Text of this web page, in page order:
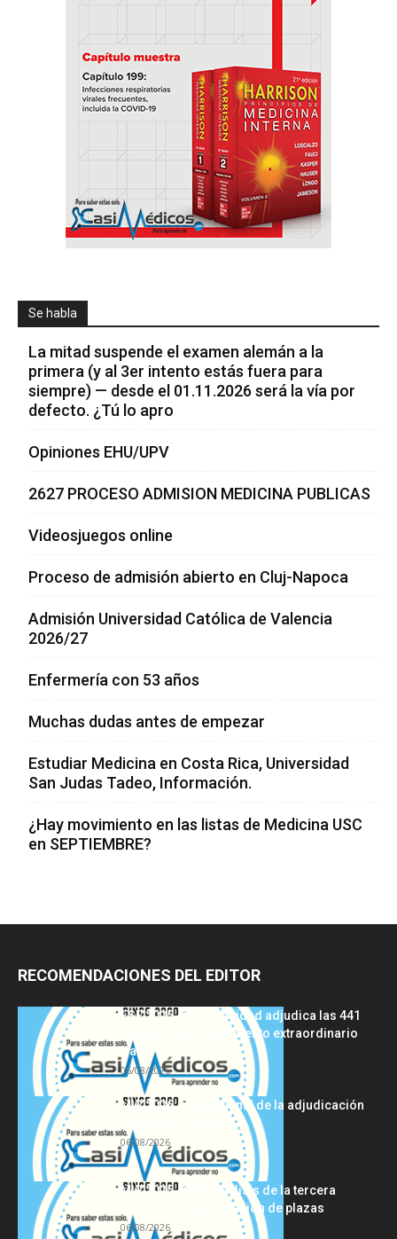
Se habla
La mitad suspende el examen alemán a la
primera (y al 3er intento estás fuera para
siempre) — desde el 01.11.2026 será la vía por
defecto. ¿Tú lo apro
Opiniones EHU/UPV
2627 PROCESO ADMISION MEDICINA PUBLICAS
Videosjuegos online
Proceso de admisión abierto en Cluj-Napoca
Admisión Universidad Católica de Valencia
2026/27
Enfermería con 53 años
Muchas dudas antes de empezar
Estudiar Medicina en Costa Rica, Universidad
San Judas Tadeo, Información.
¿Hay movimiento en las listas de Medicina USC
en SEPTIEMBRE?
RECOMENDACIONES DEL EDITOR
FSE 2025-2026: Sanidad adjudica las 441
plazas del procedimiento extraordinario
tras...
06/08/2026
MIR 2026: análisis final de la adjudicación
de plazas y claves...
06/08/2026
MIR 2025-2026: análisis de la tercera
semana de adjudicación de plazas
06/08/2026